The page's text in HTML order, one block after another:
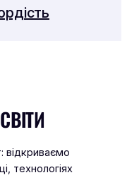
відкриваємо
технологіях